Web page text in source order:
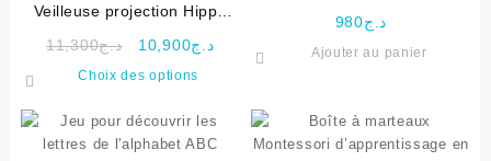
Veilleuse projection Hippo
د.ج11,300
Le
était :
د.ج11,300.
د.ج10,900
Le
Choix des options
a
plusieurs
د.ج980
Ajouter au panier